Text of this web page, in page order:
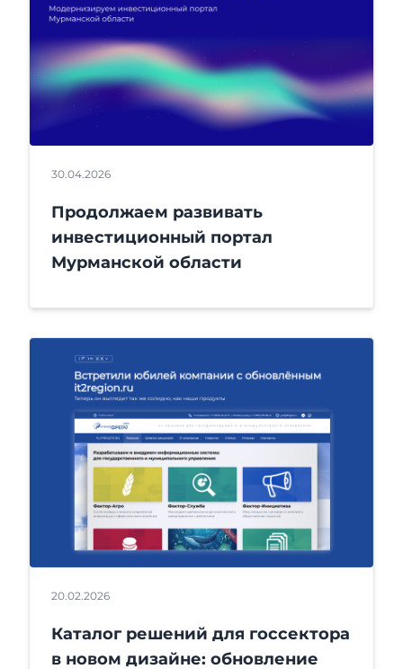
30.04.2026
Продолжаем развивать
инвестиционный портал
Мурманской области
20.02.2026
Каталог решений для госсектора
в новом дизайне: обновление